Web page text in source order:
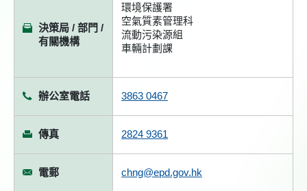
決策局 / 部門 /
有關機構
環境保護署
空氣質素管理科
流動污染源組
車輛計劃課
辦公室電話 3863 0467
傳真 2824 9361
電郵 chng@epd.gov.hk